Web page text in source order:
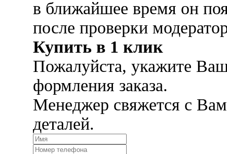
в ближайшее время он
после проверки
Купить в 1 клик
Пожалуйста, укажите
формления заказа.
Менеджер свяжется с
деталей.